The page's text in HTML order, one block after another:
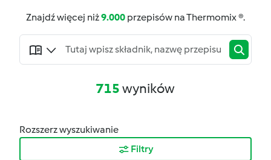
Znajdź więcej niż9.000 przepisów na Thermomix ®.
715wyników
Rozszerz wyszukiwanie
Filtry